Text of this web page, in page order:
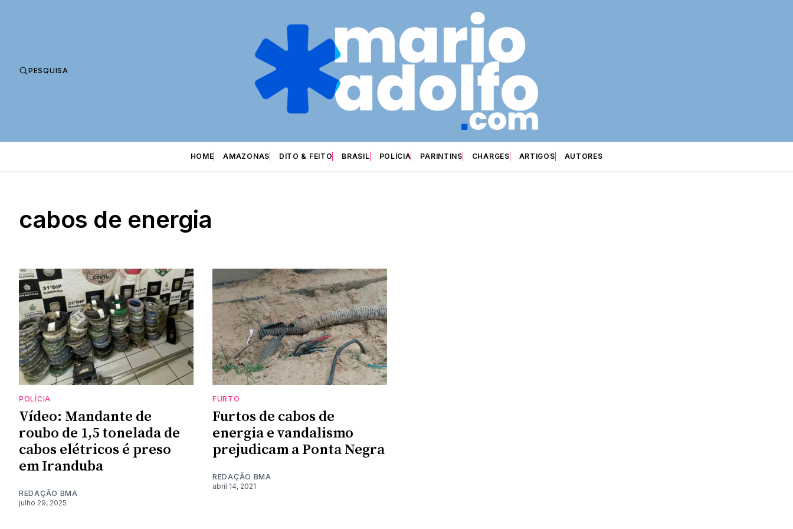
PESQUISA
HOME AMAZONAS DITO & FEITO BRASIL POLÍCIA PARINTINS CHARGES ARTIGOS AUTORES
cabos de energia
POLÍCIA
Vídeo: Mandante de
roubo de 1,5 tonelada de
cabos elétricos é preso
em Iranduba
REDAÇÃO BMA
julho 29, 2025
FURTO
Furtos de cabos de
energia e vandalismo
prejudicam a Ponta Negra
REDAÇÃO BMA
abril 14, 2021